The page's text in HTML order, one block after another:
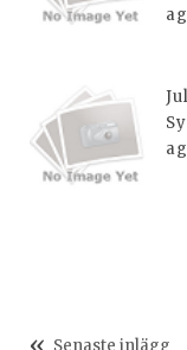
Senaste inlägg